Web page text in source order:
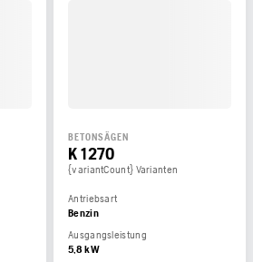
BETONSÄGEN
K 1270
{variantCount} Varianten
Antriebsart
Benzin
Ausgangsleistung
5,8 kW